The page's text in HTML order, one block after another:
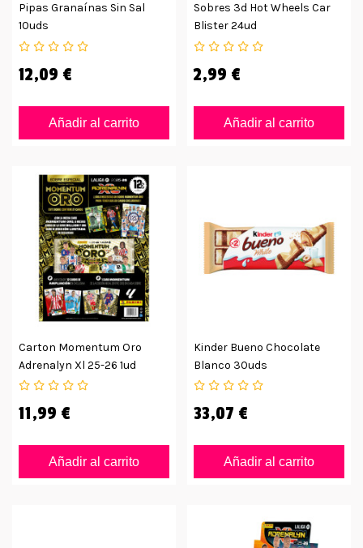
Pipas Granaínas Sin Sal
10uds
12,09 €
Añadir al carrito
Sobres 3d Hot Wheels Car
Blister 24ud
2,99 €
Añadir al carrito
Carton Momentum Oro
Adrenalyn Xl 25-26 1ud
11,99 €
Añadir al carrito
Kinder Bueno Chocolate
Blanco 30uds
33,07 €
Añadir al carrito